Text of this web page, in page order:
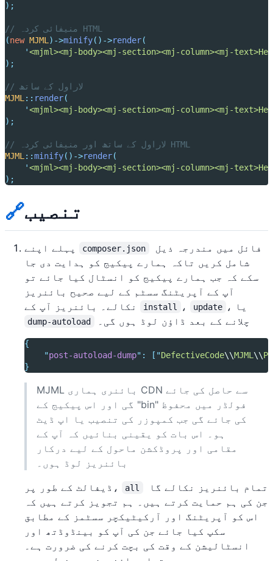
);
// منیفائی کردہ HTML
(new MJML )->minify()->render(
'<mjml><mj-body><mj-section><mj-column><mj-
);
// لاراول کے ساتھ
MJML :: render(
'<mjml><mj-body><mj-section><mj-column><mj-
);
// لاراول کے ساتھ اور منیفائی کردہ HTML
MJML ::minify()->render(
'<mjml><mj-body><mj-section><mj-column><mj-
);
🔗تنصیب
composer.json
شامل کریں تاکہ ہمارے پیکیج کو ہدایت دی جا
سکے کہ جب ہمارے پیکیج کو انسٹال کیا جائے تو
آپ کے آپریٹنگ سسٹم کے لیے صحیح بائنریز
install ، update ، یا
dump-autoload چلانے کے بعد ڈاؤن لوڈ ہوں گی۔
{
"post-autoload-dump" : [ "DefectiveCode\\MJML \\
}
MJML بائنری ہماری CDN سے حاصل کی جائے
گی اور اس پیکیج کے "bin" فولڈر میں محفوظ
کی جائے گی جب کمپوزر کی تنصیب یا اپ ڈیٹ
ہو۔ اس بات کو یقینی بنائیں کہ آپ کے
مقامی اور پروڈکشن ماحول کے لیے درکار
بائنریز لوڈ ہوں۔
ڈیفالٹ کے طور پر،
all
جن کی ہم حمایت کرتے ہیں۔ ہم تجویز کرتے ہیں کہ
اس کو آپریٹنگ اور آرکیٹیکچر سسٹمز کے مطابق
سکپ کیا جائے جن کی آپ کو بینڈوڈتھ اور
انسٹالیشن کے وقت کی بچت کرنے کی ضرورت ہے۔